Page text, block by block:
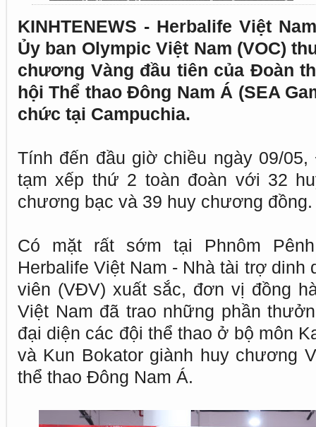
KINHTENEWS - Herbalife Việt
Ủy ban Olympic Việt Nam (VOC)
chương Vàng đầu tiên của Đoàn
hội Thể thao Đông Nam Á (SEA
chức tại Campuchia.
Tính đến đầu giờ chiều ngày 09/
tạm xếp thứ 2 toàn đoàn với 32
chương bạc và 39 huy chương đồng.
Có mặt rất sớm tại Phnôm
Herbalife Việt Nam - Nhà tài trợ dinh
viên (VĐV) xuất sắc, đơn vị đồng
Việt Nam đã trao những phần
đại diện các đội thể thao ở bộ môn
và Kun Bokator giành huy chương
thể thao Đông Nam Á.